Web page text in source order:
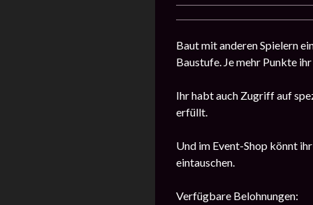
Baut mit anderen Spielern
Baustufe. Je mehr Punkte
Ihr habt auch Zugriff auf
erfüllt.
Und im Event-Shop könnt
eintauschen.
Verfügbare Belohnungen: